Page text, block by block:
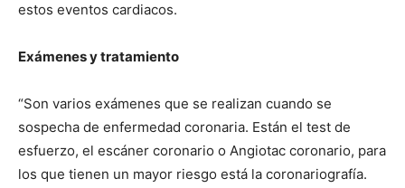
estos eventos cardiacos.
Exámenes y tratamiento
“Son varios exámenes que se realizan cuando se
sospecha de enfermedad coronaria. Están el test de
esfuerzo, el escáner coronario o Angiotac coronario, para
los que tienen un mayor riesgo está la coronariografía.